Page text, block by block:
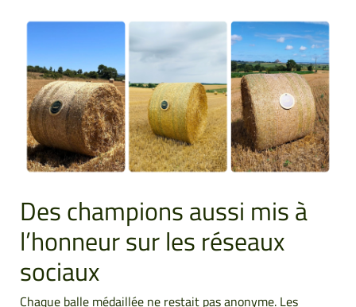
Des champions aussi mis à
l’honneur sur les réseaux
sociaux
Chaque balle médaillée ne restait pas anonyme. Les